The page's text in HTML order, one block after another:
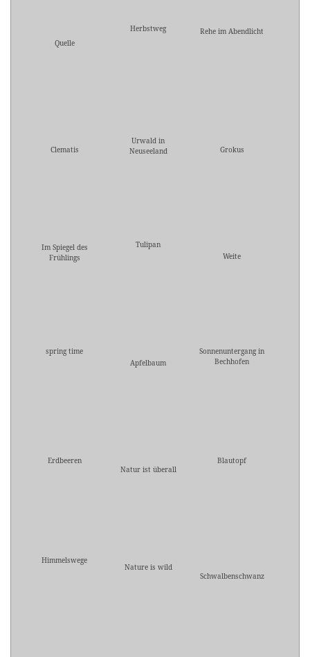
Quelle
Herbstweg Rehe im Abendlicht
Clematis
Urwald in
Neuseeland
Grokus
Im Spiegel des
Frühlings
Tulipan
Weite
spring time
Apfelbaum
Sonnenuntergang in
Bechhofen
Erdbeeren
Natur ist überall
Blautopf
Himmelswege
Nature is wild
Schwalbenschwanz